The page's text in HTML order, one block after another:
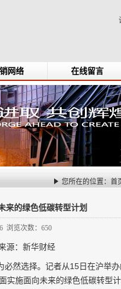
网络 在线留言
您所在的位置： 首
来的绿色低碳转型计划
浏览次数：650
源：新华财经
然选择。记者从15日在沪举
实施面向未来的绿色低碳转型